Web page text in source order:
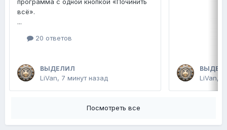
программа с одной кнопкой «Починить
всё».
...
20 ответов
ВЫДЕЛИЛ
LiVan, 7 минут назад LiVan,
Посмотреть все